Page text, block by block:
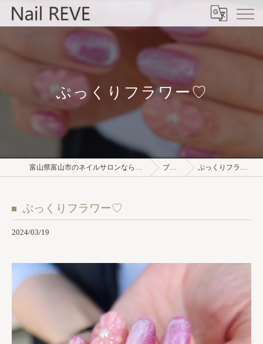
ぷっくりフラワー♡
富山県富山市のネイルサロンならNail REVE ブログ ぷっくりフラワー♡
ぷっくりフラワー♡
2024/03/19